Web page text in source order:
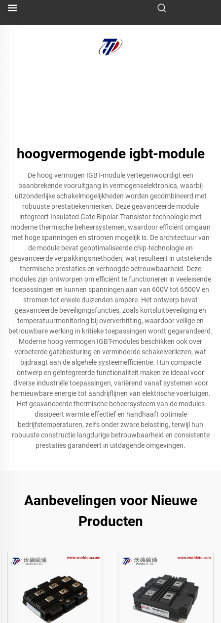
hoogvermogende igbt-module
De hoog vermogen IGBT-module vertegenwoordigt een
baanbrekende vooruitgang in vermogenselektronica, waarbij
uitzonderlijke schakelmogelijkheden worden gecombineerd met
robuuste prestatiekenmerken. Deze geavanceerde module
integreert Insulated Gate Bipolar Transistor-technologie met
moderne thermische beheersystemen, waardoor efficiënt omgaan
met hoge spanningen en stromen mogelijk is. De architectuur van
de module bevat geoptimaliseerde chip-technologie en
geavanceerde verpakkingsmethoden, wat resulteert in uitstekende
thermische prestaties en verhoogde betrouwbaarheid. Deze
modules zijn ontworpen om efficiënt te functioneren in veeleisende
toepassingen en kunnen spanningen aan van 600V tot 6500V en
stromen tot enkele duizenden ampère. Het ontwerp bevat
geavanceerde beveiligingsfuncties, zoals kortsluitbeveiliging en
temperatuurmonitoring bij oververhitting, waardoor veilige en
betrouwbare werking in kritieke toepassingen wordt gegarandeerd.
Moderne hoog vermogen IGBT-modules beschikken ook over
verbeterde gatebesturing en verminderde schakelverliezen, wat
bijdraagt aan de algehele systeemefficiëntie. Hun compacte
ontwerp en geïntegreerde functionaliteit maken ze ideaal voor
diverse industriële toepassingen, variërend vanaf systemen voor
hernieuwbare energie tot aandrijflijnen van elektrische voertuigen.
Het geavanceerde thermische beheersysteem van de modules
dissipeert warmte effectief en handhaaft optimale
bedrijfstemperaturen, zelfs onder zware belasting, terwijl hun
robuuste constructie langdurige betrouwbaarheid en consistente
prestaties garandeert in uitdagende omgevingen.
Aanbevelingen voor Nieuwe
Producten